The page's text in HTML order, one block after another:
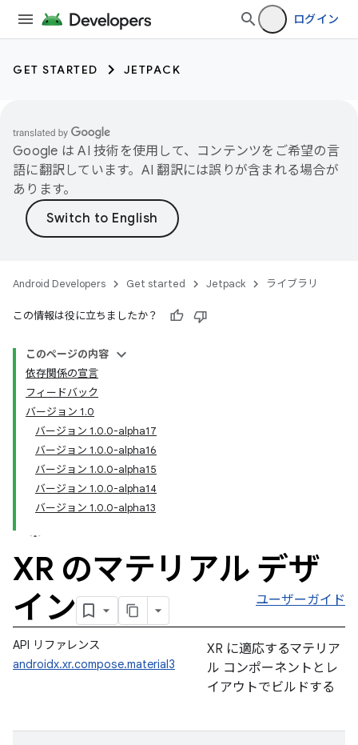
ログイン
GET STARTED JETPACK
Google は AI 技術を使用して、コンテンツをご希望の言
語に翻訳しています。AI 翻訳には誤りが含まれる場合が
あります。
Android Developers Get started Jetpack ライブラリ
この情報は役に立ちましたか？
このページの内容
依存関係の宣言
フィードバック
バージョン 1.0
バージョン 1.0.0-alpha17
バージョン 1.0.0-alpha16
バージョン 1.0.0-alpha15
バージョン 1.0.0-alpha14
バージョン 1.0.0-alpha13
XR のマテリアル デザ
イン
ユーザーガイド
API リファレンス
androidx.xr.compose.material3
XR に適応するマテリア
ル コンポーネントとレ
イアウトでビルドする